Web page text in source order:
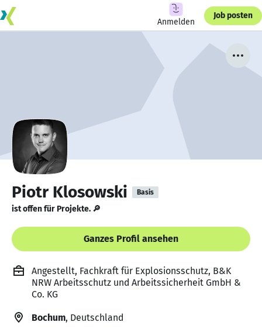
Anmelden
Job posten
Piotr Klosowski Basis
ist offen für Projekte. 🔎
Ganzes Profil ansehen
Angestellt, Fachkraft für Explosionsschutz, B&K
NRW Arbeitsschutz und Arbeitssicherheit GmbH &
Co. KG
Bochum, Deutschland